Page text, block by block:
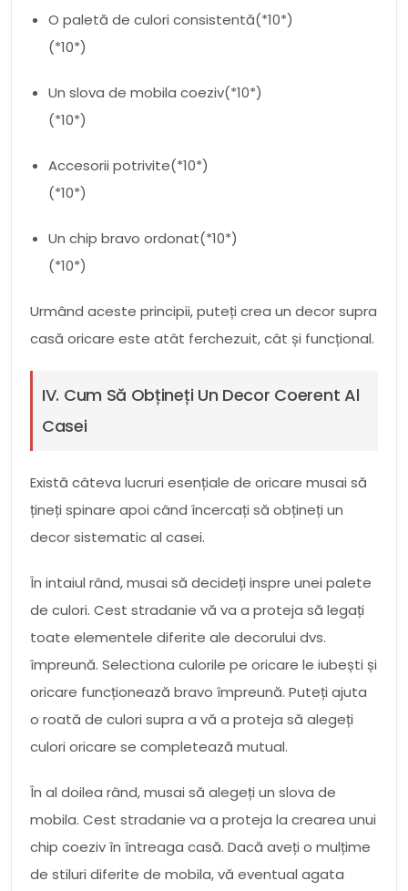
O paletă de culori consistentă(*10*)
(*10*)
Un slova de mobila coeziv(*10*)
(*10*)
Accesorii potrivite(*10*)
(*10*)
Un chip bravo ordonat(*10*)
(*10*)
Urmând aceste principii, puteți crea un decor supra
casă oricare este atât ferchezuit, cât și funcțional.
IV. Cum Să Obțineți Un Decor Coerent Al
Casei
Există câteva lucruri esențiale de oricare musai să
țineți spinare apoi când încercați să obțineți un
decor sistematic al casei.
În intaiul rând, musai să decideți inspre unei palete
de culori. Cest stradanie vă va a proteja să legați
toate elementele diferite ale decorului dvs.
împreună. Selectiona culorile pe oricare le iubești și
oricare funcționează bravo împreună. Puteți ajuta
o roată de culori supra a vă a proteja să alegeți
culori oricare se completează mutual.
În al doilea rând, musai să alegeți un slova de
mobila. Cest stradanie va a proteja la crearea unui
chip coeziv în întreaga casă. Dacă aveți o mulțime
de stiluri diferite de mobila, vă eventual agata